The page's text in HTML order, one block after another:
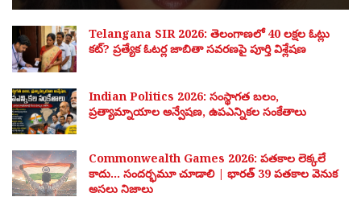
Telangana SIR 2026: తెలంగాణలో 40 లక్షల ఓట్లు
కట్? ప్రత్యేక ఓటర్ల జాబితా సవరణపై పూర్తి విశ్లేషణ
Indian Politics 2026: సంస్థాగత బలం,
ప్రత్యామ్నాయాల అన్వేషణ, ఉపఎన్నికల సంకేతాలు
Commonwealth Games 2026: పతకాల లెక్కలే
కాదు… సందర్భమూ చూడాలి | భారత్ 39 పతకాల వెనుక
అసలు నిజాలు